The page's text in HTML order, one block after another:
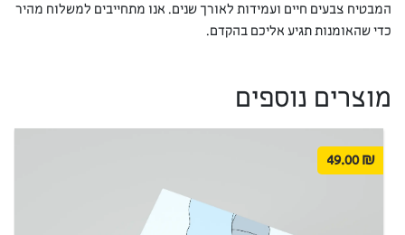
המבטיח צבעים חיים ועמידות לאורך שנים. אנו מתחייבים למשלוח מהיר
כדי שהאומנות תגיע אליכם בהקדם.
מוצרים נוספים
₪
49.00